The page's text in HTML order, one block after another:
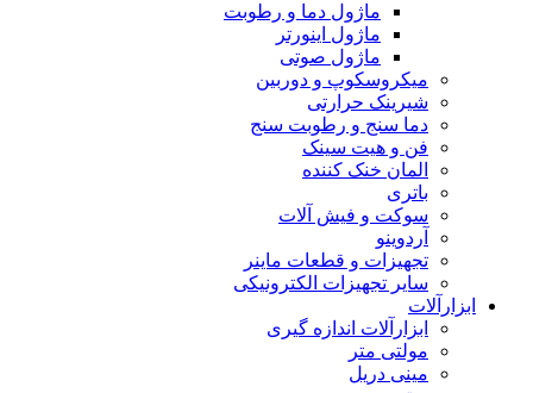
ماژول دما و رطوبت
ماژول اینورتر
ماژول صوتی
میکروسکوپ و دوربین
شیرینک حرارتی
دما سنج و رطوبت سنج
فن و هیت سینک
المان خنک کننده
باتری
سوکت و فیش آلات
آردوینو
تجهیزات و قطعات ماینر
سایر تجهیزات الکترونیکی
ابزارآلات
ابزارآلات اندازه گیری
مولتی متر
مینی دریل